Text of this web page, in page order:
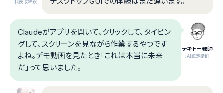
代表取締役
テキトー教師
.AI認定講師
Claudeがアプリを開いて、クリックして、タイピン
グして、スクリーンを見ながら作業するやつです
よね。デモ動画を見たとき「これは本当に未来
だ」って思いました。